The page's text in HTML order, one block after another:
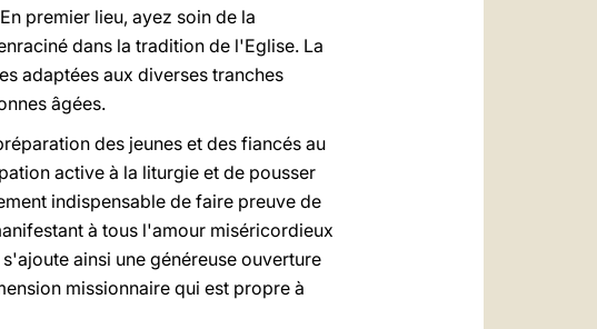
premier lieu, ayez soin de la
dans la tradition de l'Eglise. La
adaptées aux diverses tranches
âgées.
des jeunes et des fiancés au
active à la liturgie et de pousser
indispensable de faire preuve de
à tous l'amour miséricordieux
ainsi une généreuse ouverture
missionnaire qui est propre à